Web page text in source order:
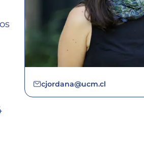
cjordana@ucm.cl